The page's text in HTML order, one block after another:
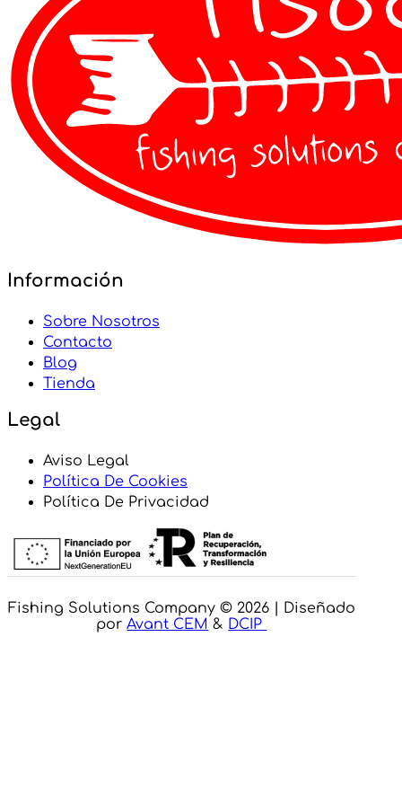
Información
Sobre Nosotros
Contacto
Blog
Tienda
Legal
Aviso Legal
Política De Cookies
Política De Privacidad
Fishing Solutions Company © 2026 | Diseñado
porAvant CEM & DCIP